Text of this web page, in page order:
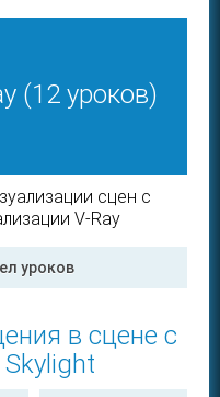
(12 уроков)
сцен с
V-Ray
уроков
по теме:
в сцене с